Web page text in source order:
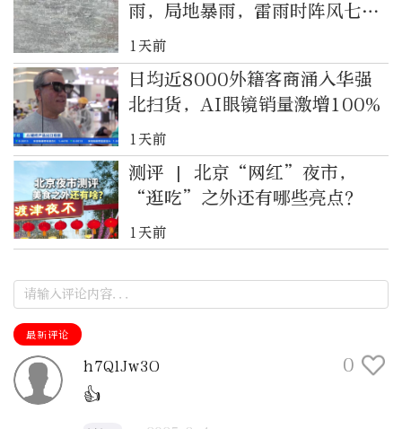
雨，局地暴雨，雷雨时阵风七八
级
1天前
日均近8000外籍客商涌入华强
北扫货，AI眼镜销量激增100%
1天前
测评 | 北京“网红”夜市，
“逛吃”之外还有哪些亮点？
1天前
最新评论
h7QlJw3O
0
👍